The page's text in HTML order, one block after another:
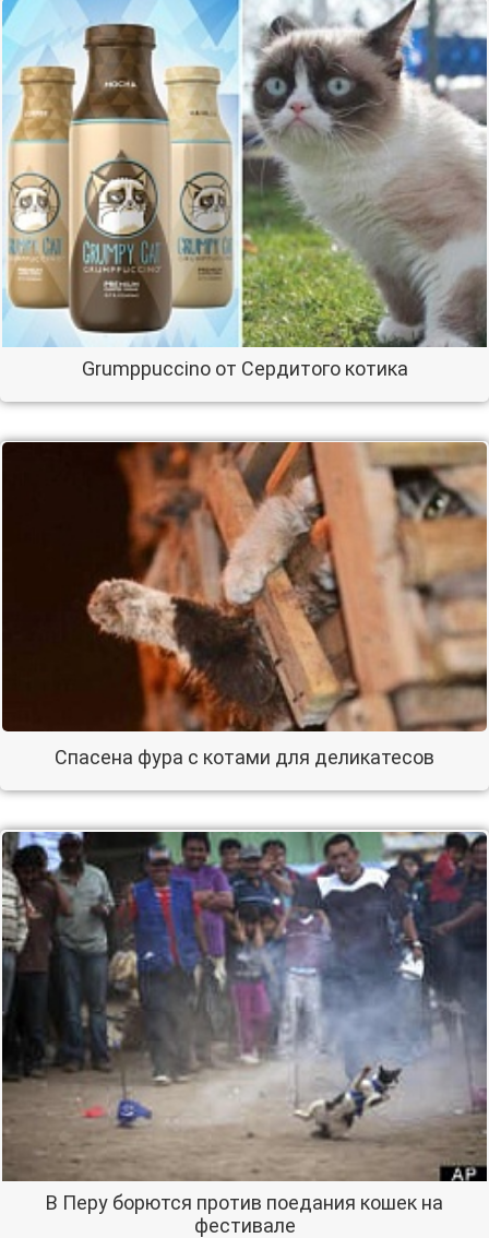
Grumppuccino от Сердитого котика
Спасена фура с котами для деликатесов
В Перу борются против поедания кошек на
фестивале